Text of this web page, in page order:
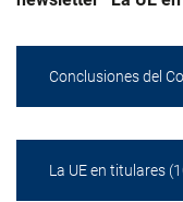
Conclusiones del
La UE en titulares